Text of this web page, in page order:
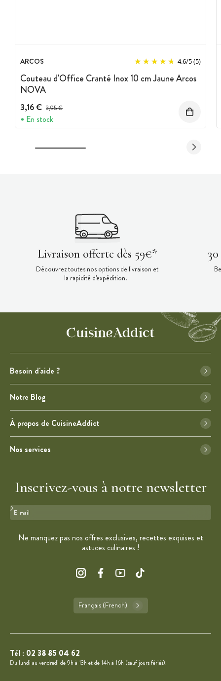
ARCOS 4.6/5(5)
Couteau d'Office Cranté Inox 10 cm Jaune Arcos
NOVA
3,16 € Prix avant réduction :
3,95 €
En stock
Livraison offerte dès 59€*
Découvrez toutes nos options de livraison et
la rapidité d'expédition.
Besoin d'aide ?
Notre Blog
À propos de CuisineAddict
Nos services
Inscrivez-vous à notre newsletter
Format : adresse@email.com
Ne manquez pas nos offres exclusives, recettes exquises et
astuces culinaires !
Français (French)
Tél : 02 38 85 04 62
Du lundi au vendredi de 9h à 13h et de 14h à 16h (sauf jours fériés).